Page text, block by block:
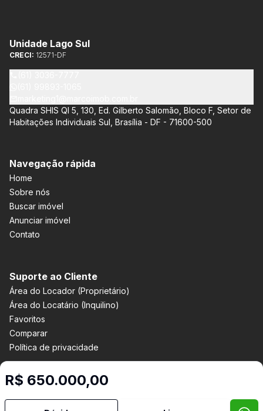
R$ 650.000,00
Unidade Lago Sul
CRECI: 12571-DF
Quadra SHIS QI 5, 130, Ed. Gilberto Salomão, Bloco F, Setor de
Habitações Individuais Sul, Brasília - DF - 71600-500
Navegação rápida
Home
Sobre nós
Buscar imóvel
Anunciar imóvel
Contato
Suporte ao Cliente
Área do Locador (Proprietário)
Área do Locatário (Inquilino)
Favoritos
Comparar
Política de privacidade
Selo de Tecnologia Loft